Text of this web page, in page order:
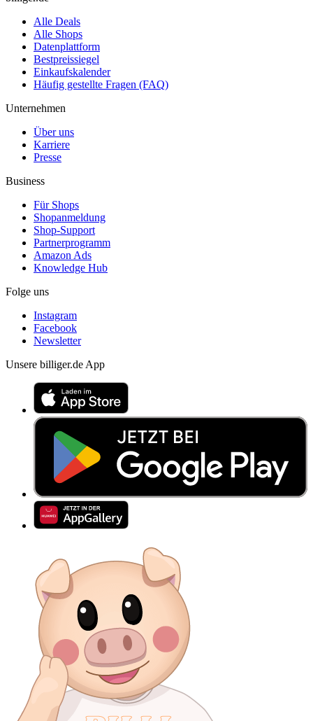
Alle Deals
Alle Shops
Datenplattform
Bestpreissiegel
Einkaufskalender
Häufig gestellte Fragen (FAQ)
Unternehmen
Über uns
Karriere
Presse
Business
Für Shops
Shopanmeldung
Shop-Support
Partnerprogramm
Amazon Ads
Knowledge Hub
Folge uns
Instagram
Facebook
Newsletter
Unsere billiger.de App